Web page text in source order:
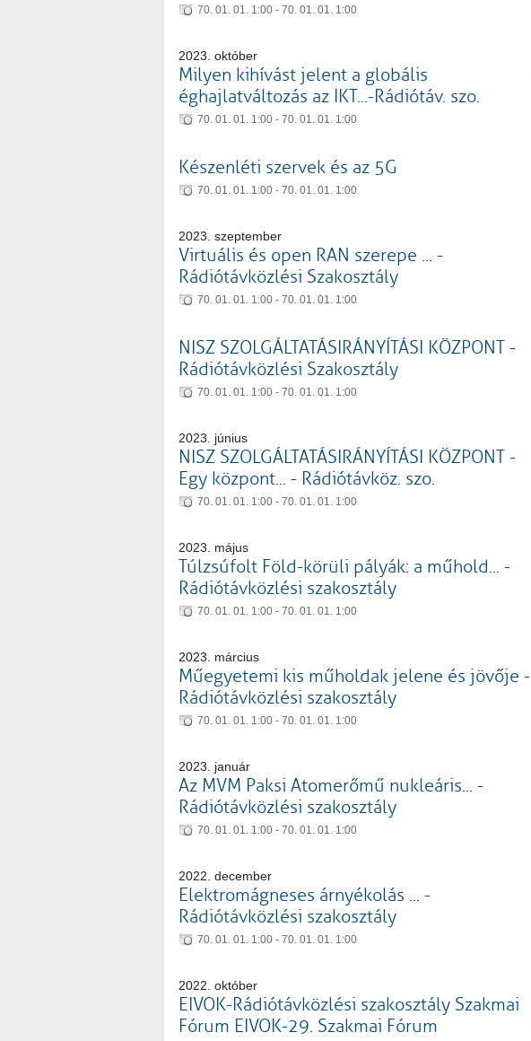
70. 01. 01. 1:00 - 70. 01. 01. 1:00
2023. október
Milyen kihívást jelent a globális
éghajlatváltozás az IKT...-Rádiótáv. szo.
70. 01. 01. 1:00 - 70. 01. 01. 1:00
Készenléti szervek és az 5G
70. 01. 01. 1:00 - 70. 01. 01. 1:00
2023. szeptember
Virtuális és open RAN szerepe ... -
Rádiótávközlési Szakosztály
70. 01. 01. 1:00 - 70. 01. 01. 1:00
NISZ SZOLGÁLTATÁSIRÁNYÍTÁSI KÖZPONT -
Rádiótávközlési Szakosztály
70. 01. 01. 1:00 - 70. 01. 01. 1:00
2023. június
NISZ SZOLGÁLTATÁSIRÁNYÍTÁSI KÖZPONT -
Egy központ... - Rádiótávköz. szo.
70. 01. 01. 1:00 - 70. 01. 01. 1:00
2023. május
Túlzsúfolt Föld-körüli pályák: a műhold... -
Rádiótávközlési szakosztály
70. 01. 01. 1:00 - 70. 01. 01. 1:00
2023. március
Műegyetemi kis műholdak jelene és jövője -
Rádiótávközlési szakosztály
70. 01. 01. 1:00 - 70. 01. 01. 1:00
2023. január
Az MVM Paksi Atomerőmű nukleáris... -
Rádiótávközlési szakosztály
70. 01. 01. 1:00 - 70. 01. 01. 1:00
2022. december
Elektromágneses árnyékolás ... -
Rádiótávközlési szakosztály
70. 01. 01. 1:00 - 70. 01. 01. 1:00
2022. október
EIVOK-Rádiótávközlési szakosztály Szakmai
Fórum EIVOK-29. Szakmai Fórum